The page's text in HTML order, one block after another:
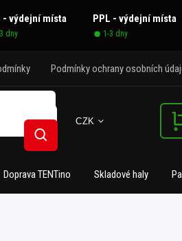
- výdejní místa PPL - výdejní místa
dny 1-3 dny
Podmínky ochrany osobních
CZK
Hledat
Doprava TENTino Skladové haly